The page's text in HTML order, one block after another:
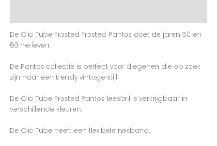
De Clic Tube Frosted Frosted Pantos doet de jaren 50 en
60 herleven.
De Pantos collectie is perfect voor diegenen die op zoek
zijn naar een trendy vintage stijl.
De Clic Tube Frosted Pantos leesbril is verkrijgbaar in
verschillende kleuren.
De Clic Tube heeft een flexibele nekband.